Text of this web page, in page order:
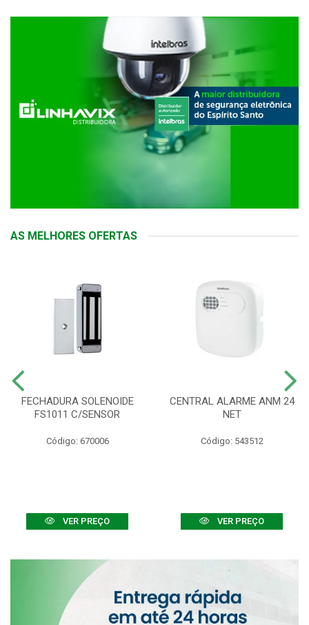
AS MELHORES OFERTAS
FECHADURA SOLENOIDE
FS1011 C/SENSOR
Código: 670006
VER PREÇO
CENTRAL ALARME ANM 24
NET
Código: 543512
VER PREÇO